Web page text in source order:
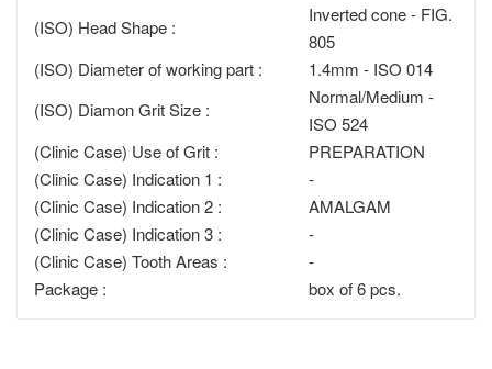
(ISO) Head Shape :
Inverted cone - FIG.
805
(ISO) Diameter of working part :
1.4mm - ISO 014
(ISO) Diamon Grit Size :
Normal/Medium -
ISO 524
(Clinic Case) Use of Grit :
PREPARATION
(Clinic Case) Indication 1 :
-
(Clinic Case) Indication 2 :
AMALGAM
(Clinic Case) Indication 3 :
-
(Clinic Case) Tooth Areas :
-
Package :
box of 6 pcs.